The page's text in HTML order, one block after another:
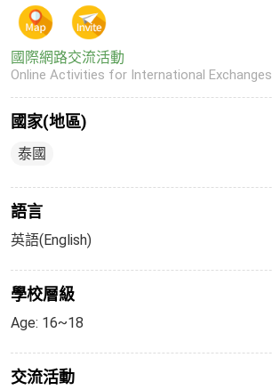
國際網路交流活動
Online Activities for International Exchanges
國家(地區)
泰國
語言
英語(English)
學校層級
Age: 16~18
交流活動